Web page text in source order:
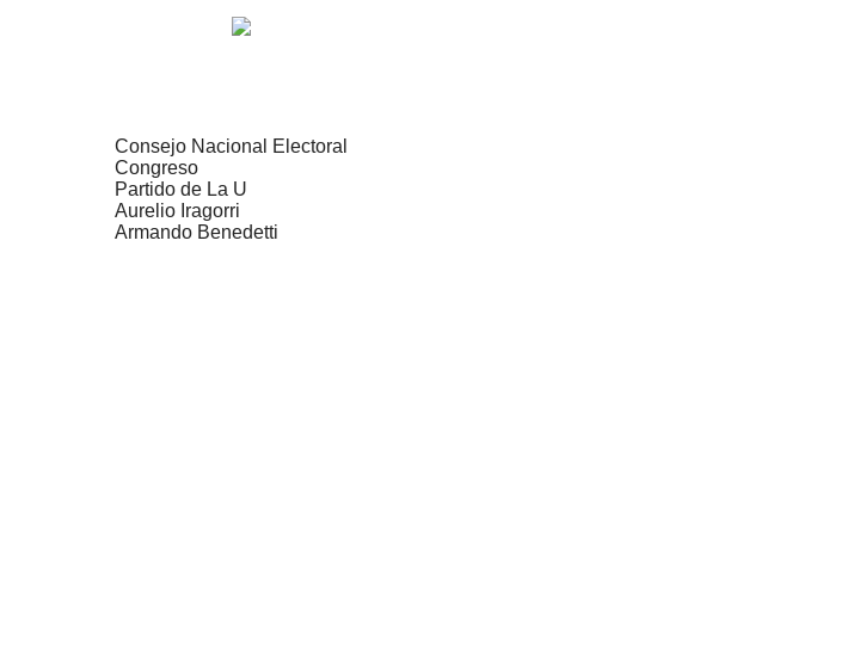
Consejo Nacional Electoral
Congreso
Partido de La U
Aurelio Iragorri
Armando Benedetti